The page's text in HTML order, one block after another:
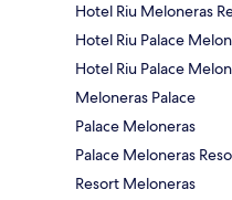
Hotel Riu Meloneras
Hotel Riu Palace
Hotel Riu Palace
Meloneras Palace
Palace Meloneras
Palace Meloneras
Resort Meloneras